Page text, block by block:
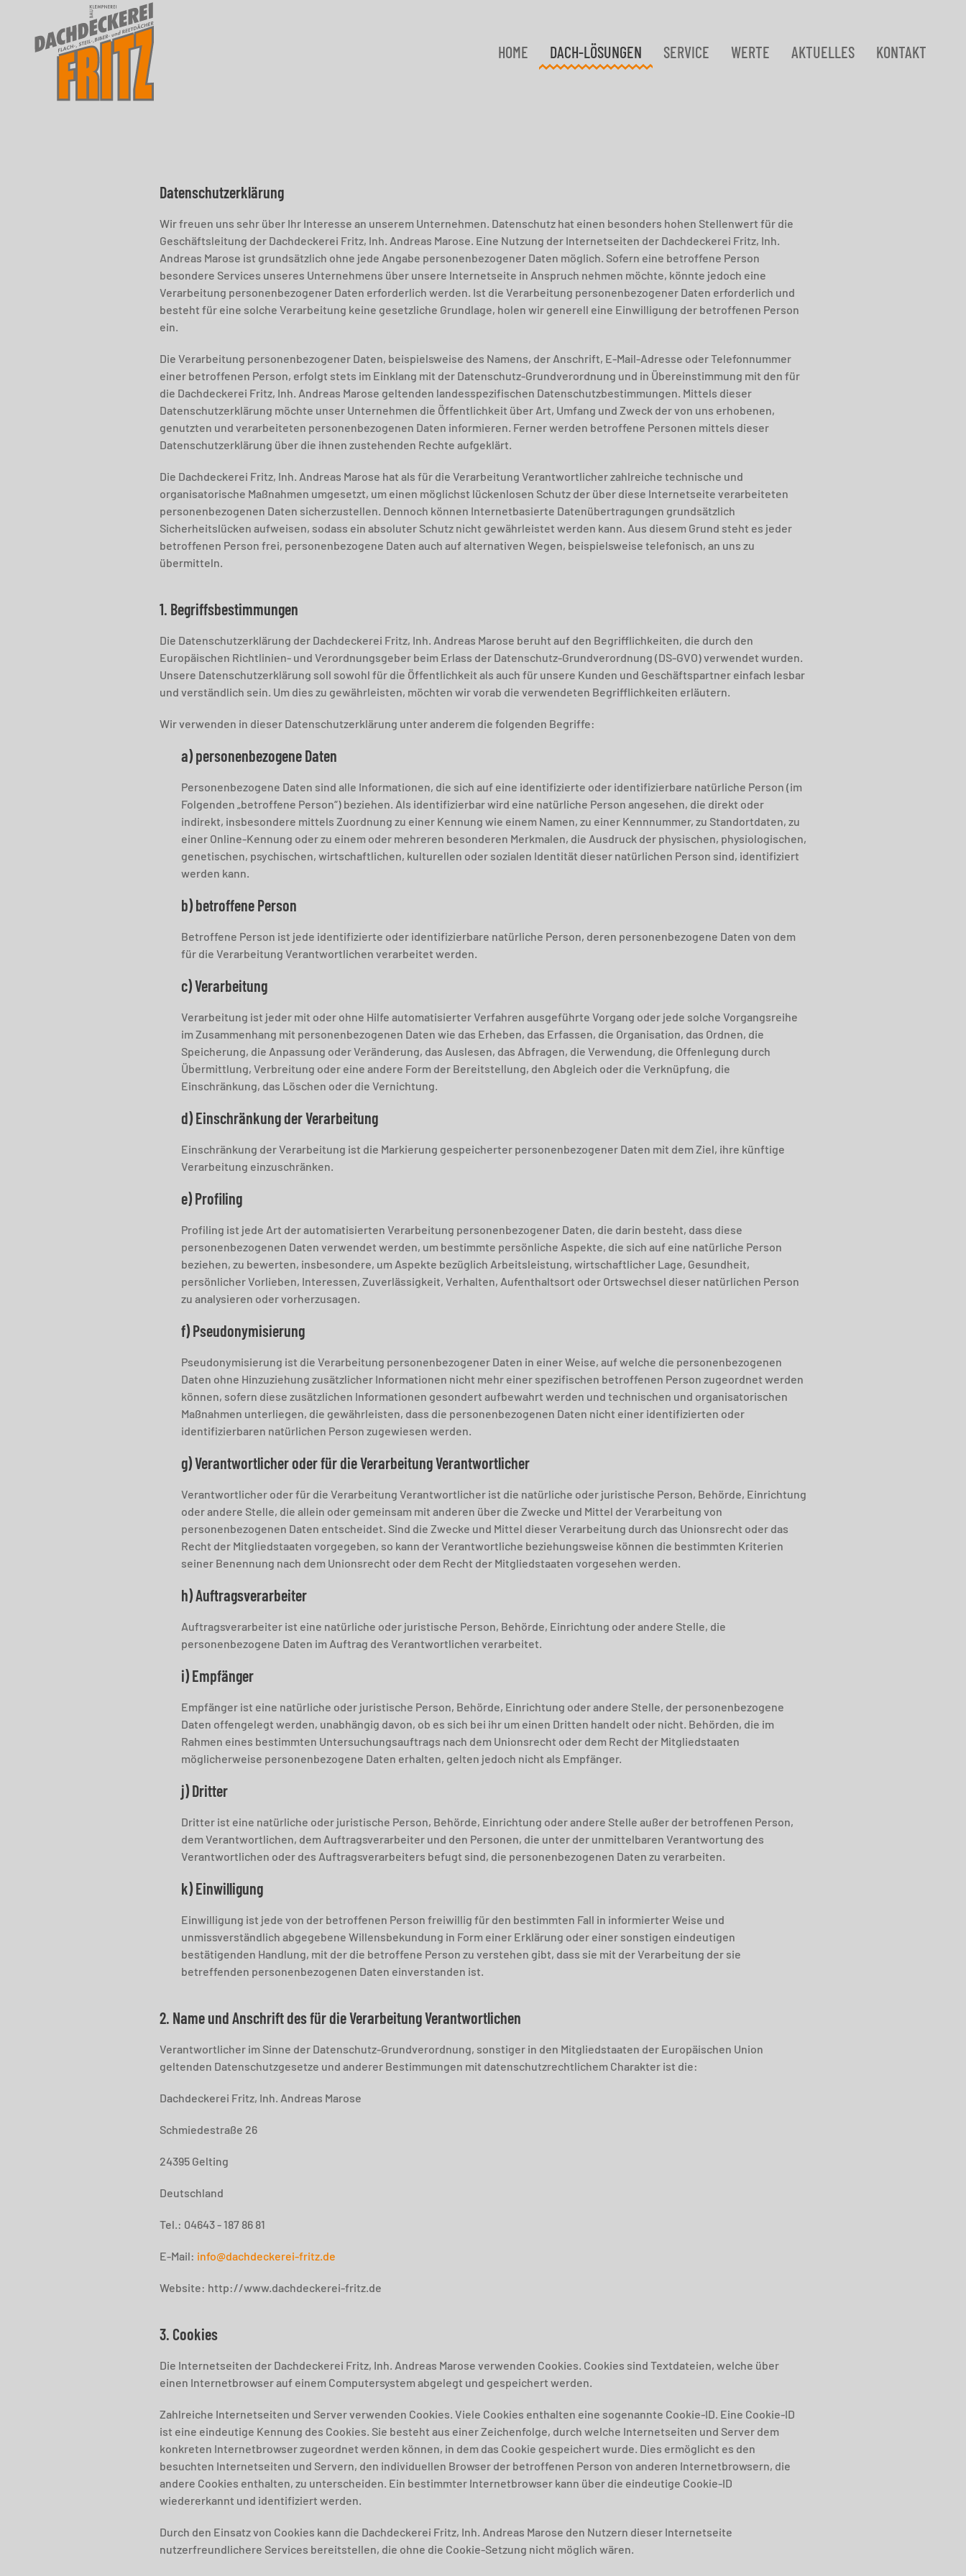
Skip to main content
HOME DACH-LÖSUNGEN SERVICE WERTE AKTUELLES KONTAKT
Datenschutzerklärung
Wir freuen uns sehr über Ihr Interesse an unserem Unternehmen. Datenschutz hat einen besonders hohen Stellenwert für die
Geschäftsleitung der Dachdeckerei Fritz, Inh. Andreas Marose. Eine Nutzung der Internetseiten der Dachdeckerei Fritz, Inh.
Andreas Marose ist grundsätzlich ohne jede Angabe personenbezogener Daten möglich. Sofern eine betroffene Person
besondere Services unseres Unternehmens über unsere Internetseite in Anspruch nehmen möchte, könnte jedoch eine
Verarbeitung personenbezogener Daten erforderlich werden. Ist die Verarbeitung personenbezogener Daten erforderlich und
besteht für eine solche Verarbeitung keine gesetzliche Grundlage, holen wir generell eine Einwilligung der betroffenen Person
ein.
Die Verarbeitung personenbezogener Daten, beispielsweise des Namens, der Anschrift, E-Mail-Adresse oder Telefonnummer
einer betroffenen Person, erfolgt stets im Einklang mit der Datenschutz-Grundverordnung und in Übereinstimmung mit den für
die Dachdeckerei Fritz, Inh. Andreas Marose geltenden landesspezifischen Datenschutzbestimmungen. Mittels dieser
Datenschutzerklärung möchte unser Unternehmen die Öffentlichkeit über Art, Umfang und Zweck der von uns erhobenen,
genutzten und verarbeiteten personenbezogenen Daten informieren. Ferner werden betroffene Personen mittels dieser
Datenschutzerklärung über die ihnen zustehenden Rechte aufgeklärt.
Die Dachdeckerei Fritz, Inh. Andreas Marose hat als für die Verarbeitung Verantwortlicher zahlreiche technische und
organisatorische Maßnahmen umgesetzt, um einen möglichst lückenlosen Schutz der über diese Internetseite verarbeiteten
personenbezogenen Daten sicherzustellen. Dennoch können Internetbasierte Datenübertragungen grundsätzlich
Sicherheitslücken aufweisen, sodass ein absoluter Schutz nicht gewährleistet werden kann. Aus diesem Grund steht es jeder
betroffenen Person frei, personenbezogene Daten auch auf alternativen Wegen, beispielsweise telefonisch, an uns zu
übermitteln.
1. Begriffsbestimmungen
Die Datenschutzerklärung der Dachdeckerei Fritz, Inh. Andreas Marose beruht auf den Begrifflichkeiten, die durch den
Europäischen Richtlinien- und Verordnungsgeber beim Erlass der Datenschutz-Grundverordnung (DS-GVO) verwendet wurden.
Unsere Datenschutzerklärung soll sowohl für die Öffentlichkeit als auch für unsere Kunden und Geschäftspartner einfach lesbar
und verständlich sein. Um dies zu gewährleisten, möchten wir vorab die verwendeten Begrifflichkeiten erläutern.
Wir verwenden in dieser Datenschutzerklärung unter anderem die folgenden Begriffe:
a) personenbezogene Daten
Personenbezogene Daten sind alle Informationen, die sich auf eine identifizierte oder identifizierbare natürliche Person (im
Folgenden „betroffene Person“) beziehen. Als identifizierbar wird eine natürliche Person angesehen, die direkt oder
indirekt, insbesondere mittels Zuordnung zu einer Kennung wie einem Namen, zu einer Kennnummer, zu Standortdaten, zu
einer Online-Kennung oder zu einem oder mehreren besonderen Merkmalen, die Ausdruck der physischen, physiologischen,
genetischen, psychischen, wirtschaftlichen, kulturellen oder sozialen Identität dieser natürlichen Person sind, identifiziert
werden kann.
b) betroffene Person
Betroffene Person ist jede identifizierte oder identifizierbare natürliche Person, deren personenbezogene Daten von dem
für die Verarbeitung Verantwortlichen verarbeitet werden.
c) Verarbeitung
Verarbeitung ist jeder mit oder ohne Hilfe automatisierter Verfahren ausgeführte Vorgang oder jede solche Vorgangsreihe
im Zusammenhang mit personenbezogenen Daten wie das Erheben, das Erfassen, die Organisation, das Ordnen, die
Speicherung, die Anpassung oder Veränderung, das Auslesen, das Abfragen, die Verwendung, die Offenlegung durch
Übermittlung, Verbreitung oder eine andere Form der Bereitstellung, den Abgleich oder die Verknüpfung, die
Einschränkung, das Löschen oder die Vernichtung.
d) Einschränkung der Verarbeitung
Einschränkung der Verarbeitung ist die Markierung gespeicherter personenbezogener Daten mit dem Ziel, ihre künftige
Verarbeitung einzuschränken.
e) Profiling
Profiling ist jede Art der automatisierten Verarbeitung personenbezogener Daten, die darin besteht, dass diese
personenbezogenen Daten verwendet werden, um bestimmte persönliche Aspekte, die sich auf eine natürliche Person
beziehen, zu bewerten, insbesondere, um Aspekte bezüglich Arbeitsleistung, wirtschaftlicher Lage, Gesundheit,
persönlicher Vorlieben, Interessen, Zuverlässigkeit, Verhalten, Aufenthaltsort oder Ortswechsel dieser natürlichen Person
zu analysieren oder vorherzusagen.
f) Pseudonymisierung
Pseudonymisierung ist die Verarbeitung personenbezogener Daten in einer Weise, auf welche die personenbezogenen
Daten ohne Hinzuziehung zusätzlicher Informationen nicht mehr einer spezifischen betroffenen Person zugeordnet werden
können, sofern diese zusätzlichen Informationen gesondert aufbewahrt werden und technischen und organisatorischen
Maßnahmen unterliegen, die gewährleisten, dass die personenbezogenen Daten nicht einer identifizierten oder
identifizierbaren natürlichen Person zugewiesen werden.
g) Verantwortlicher oder für die Verarbeitung Verantwortlicher
Verantwortlicher oder für die Verarbeitung Verantwortlicher ist die natürliche oder juristische Person, Behörde, Einrichtung
oder andere Stelle, die allein oder gemeinsam mit anderen über die Zwecke und Mittel der Verarbeitung von
personenbezogenen Daten entscheidet. Sind die Zwecke und Mittel dieser Verarbeitung durch das Unionsrecht oder das
Recht der Mitgliedstaaten vorgegeben, so kann der Verantwortliche beziehungsweise können die bestimmten Kriterien
seiner Benennung nach dem Unionsrecht oder dem Recht der Mitgliedstaaten vorgesehen werden.
h) Auftragsverarbeiter
Auftragsverarbeiter ist eine natürliche oder juristische Person, Behörde, Einrichtung oder andere Stelle, die
personenbezogene Daten im Auftrag des Verantwortlichen verarbeitet.
i) Empfänger
Empfänger ist eine natürliche oder juristische Person, Behörde, Einrichtung oder andere Stelle, der personenbezogene
Daten offengelegt werden, unabhängig davon, ob es sich bei ihr um einen Dritten handelt oder nicht. Behörden, die im
Rahmen eines bestimmten Untersuchungsauftrags nach dem Unionsrecht oder dem Recht der Mitgliedstaaten
möglicherweise personenbezogene Daten erhalten, gelten jedoch nicht als Empfänger.
j) Dritter
Dritter ist eine natürliche oder juristische Person, Behörde, Einrichtung oder andere Stelle außer der betroffenen Person,
dem Verantwortlichen, dem Auftragsverarbeiter und den Personen, die unter der unmittelbaren Verantwortung des
Verantwortlichen oder des Auftragsverarbeiters befugt sind, die personenbezogenen Daten zu verarbeiten.
k) Einwilligung
Einwilligung ist jede von der betroffenen Person freiwillig für den bestimmten Fall in informierter Weise und
unmissverständlich abgegebene Willensbekundung in Form einer Erklärung oder einer sonstigen eindeutigen
bestätigenden Handlung, mit der die betroffene Person zu verstehen gibt, dass sie mit der Verarbeitung der sie
betreffenden personenbezogenen Daten einverstanden ist.
2. Name und Anschrift des für die Verarbeitung Verantwortlichen
Verantwortlicher im Sinne der Datenschutz-Grundverordnung, sonstiger in den Mitgliedstaaten der Europäischen Union
geltenden Datenschutzgesetze und anderer Bestimmungen mit datenschutzrechtlichem Charakter ist die:
Dachdeckerei Fritz, Inh. Andreas Marose
Schmiedestraße 26
24395 Gelting
Deutschland
Tel.: 04643 - 187 86 81
E-Mail: info@dachdeckerei-fritz.de
Website: http://www.dachdeckerei-fritz.de
3. Cookies
Die Internetseiten der Dachdeckerei Fritz, Inh. Andreas Marose verwenden Cookies. Cookies sind Textdateien, welche über
einen Internetbrowser auf einem Computersystem abgelegt und gespeichert werden.
Zahlreiche Internetseiten und Server verwenden Cookies. Viele Cookies enthalten eine sogenannte Cookie-ID. Eine Cookie-ID
ist eine eindeutige Kennung des Cookies. Sie besteht aus einer Zeichenfolge, durch welche Internetseiten und Server dem
konkreten Internetbrowser zugeordnet werden können, in dem das Cookie gespeichert wurde. Dies ermöglicht es den
besuchten Internetseiten und Servern, den individuellen Browser der betroffenen Person von anderen Internetbrowsern, die
andere Cookies enthalten, zu unterscheiden. Ein bestimmter Internetbrowser kann über die eindeutige Cookie-ID
wiedererkannt und identifiziert werden.
Durch den Einsatz von Cookies kann die Dachdeckerei Fritz, Inh. Andreas Marose den Nutzern dieser Internetseite
nutzerfreundlichere Services bereitstellen, die ohne die Cookie-Setzung nicht möglich wären.